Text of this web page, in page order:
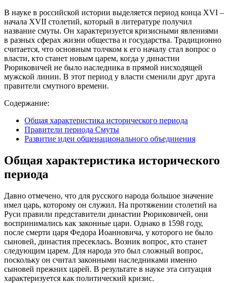
В науке в российской истории выделяется период конца XVI –
начала XVII столетий, который в литературе получил
название смуты. Он характеризуется кризисными явлениями
в разных сферах жизни общества и государства. Традиционно
считается, что основным толчком к его началу стал вопрос о
власти, кто станет новым царем, когда у династии
Рюриковичей не было наследника в прямой нисходящей
мужской линии. В этот период у власти сменили друг друга
правители смутного времени.
Содержание:
Общая характеристика исторического периода
Правители периода Смуты
Развитие идеи общенационального объединения
Общая характеристика исторического
периода
Давно отмечено, что для русского народа большое значение
имел царь, которому он служил. На протяжении столетий на
Руси правили представители династии Рюриковичей, они
воспринимались как законные цари. Однако в 1598 году,
после смерти царя Федора Иоанновича, у которого не было
сыновей, династия пресеклась. Возник вопрос, кто станет
следующим царем. Для народа это был сложный вопрос,
поскольку он считал законными наследниками именно
сыновей прежних царей. В результате в науке эта ситуация
характеризуется как политический кризис.